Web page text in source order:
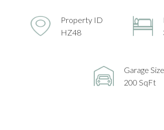
Property ID
HZ48
Garage Size
200 SqFt